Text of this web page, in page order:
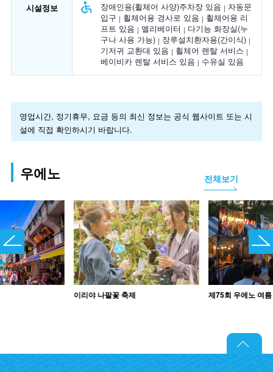
시설정보
장애인용(휠체어 사양)주차장 있음
자동문
입구
휠체어용 경사로 있음
휠체어용 리
프트 있음
엘리베이터
다기능 화장실(누
구나 사용 가능)
장루설치환자용(간이식)
기저귀 교환대 있음
휠체어 렌탈 서비스
베이비카 렌탈 서비스 있음
수유실 있음
영업시간, 정기휴무, 요금 등의 최신 정보는 공식 웹사이트 또는 시
설에 직접 확인하시기 바랍니다.
우에노 전체보기
이리야 나팔꽃 축제 제75회 우에노 여